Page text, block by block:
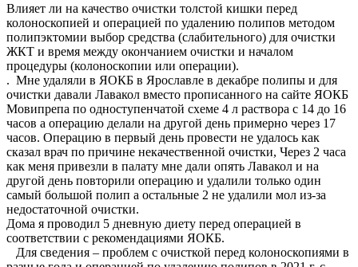
Влияет ли на качество очистки толстой кишки перед
колоноскопией и операцией по удалению полипов методом
полипэктомии выбор средства (слабительного) для очистки
ЖКТ и время между окончанием очистки и началом
процедуры (колоноскопии или операции).
. Мне удаляли в ЯОКБ в Ярославле в декабре полипы и для
очистки давали Лавакол вместо прописанного на сайте ЯОКБ
Мовипрепа по одноступенчатой схеме 4 л раствора с 14 до 16
часов а операцию делали на другой день примерно через 17
часов. Операцию в первый день провести не удалось как
сказал врач по причине некачественной очистки, Через 2 часа
как меня привезли в палату мне дали опять Лавакол и на
другой день повторили операцию и удалили только один
самый большой полип а остальные 2 не удалили мол из-за
недостаточной очистки.
Дома я проводил 5 дневную диету перед операцией в
соответствии с рекомендациями ЯОКБ.
Для сведения – проблем с очисткой перед колоноскопиями в